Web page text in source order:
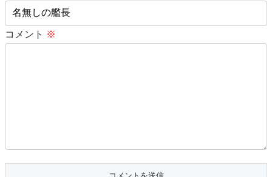
コメント ※